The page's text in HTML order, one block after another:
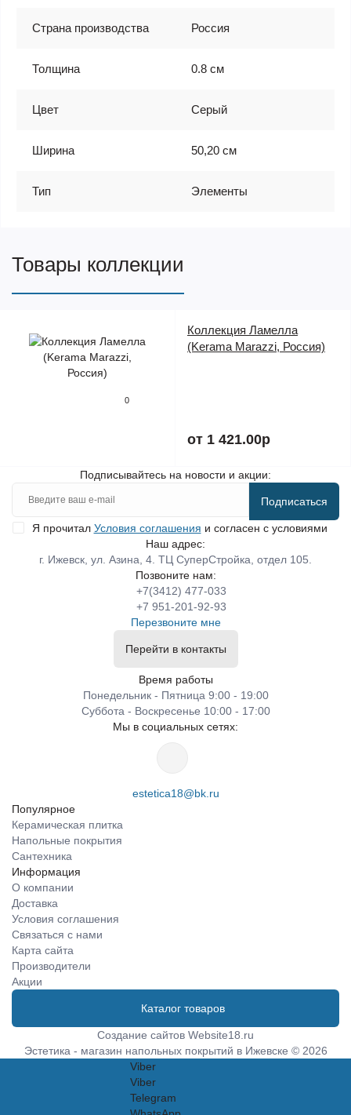
Страна производства Россия
Толщина 0.8 см
Цвет Серый
Ширина 50,20 см
Тип Элементы
Товары коллекции
0
Коллекция Ламелла
(Kerama Marazzi, Россия)
от 1 421.00р
Подписывайтесь на новости и акции:
Подписаться
Я прочитал Условия соглашения и согласен с условиями
Наш адрес:
г. Ижевск, ул. Азина, 4. ТЦ СуперСтройка, отдел 105.
Позвоните нам:
+7(3412) 477-033
+7 951-201-92-93
Перезвоните мне
Перейти в контакты
Время работы
Понедельник - Пятница 9:00 - 19:00
Суббота - Воскресенье 10:00 - 17:00
Мы в социальных сетях:
estetica18@bk.ru
Популярное
Керамическая плитка
Напольные покрытия
Сантехника
Информация
О компании
Доставка
Условия соглашения
Связаться с нами
Карта сайта
Производители
Акции
Каталог товаров
Создание сайтов Website18.ru
Эстетика - магазин напольных покрытий в Ижевске © 2026
Viber
Viber
Telegram